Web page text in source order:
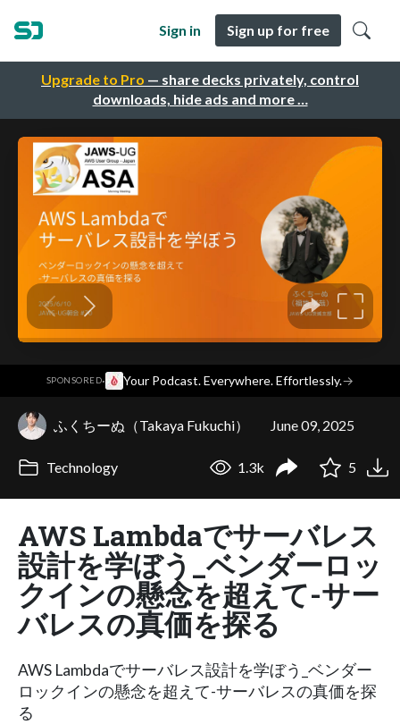
Upgrade to Pro — share decks privately, control
downloads, hide ads and more …
Sign in Sign up for free
SPONSORED· Your Podcast. Everywhere. Effortlessly.→
ふくちーぬ（Takaya Fukuchi） June 09, 2025
Technology 1.3k 5
AWS Lambdaでサーバレス
設計を学ぼう_ベンダーロッ
クインの懸念を超えて-サー
バレスの真価を探る
AWS Lambdaでサーバレス設計を学ぼう_ベンダー
ロックインの懸念を超えて-サーバレスの真価を探
る